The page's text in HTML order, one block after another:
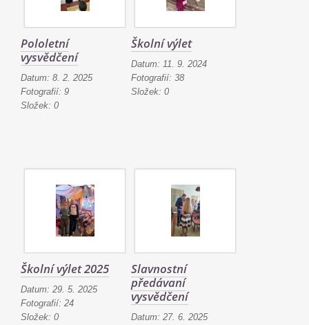
Pololetní
vysvědčení
Datum: 8. 2. 2025
Fotografií: 9
Složek: 0
Školní výlet
Datum: 11. 9. 2024
Fotografií: 38
Složek: 0
Školní výlet 2025
Datum: 29. 5. 2025
Fotografií: 24
Složek: 0
Slavnostní
předávaní
vysvědčení
Datum: 27. 6. 2025